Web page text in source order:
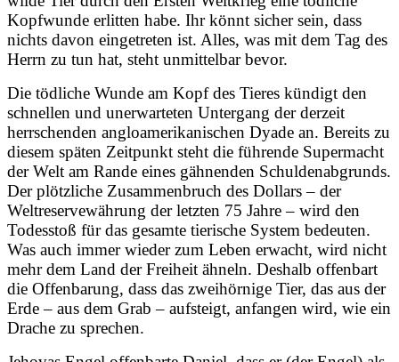
Kopfwunde erlitten habe. Ihr könnt sicher sein, dass
nichts davon eingetreten ist. Alles, was mit dem Tag des
Herrn zu tun hat, steht unmittelbar bevor.
Die tödliche Wunde am Kopf des Tieres kündigt den
schnellen und unerwarteten Untergang der derzeit
herrschenden angloamerikanischen Dyade an. Bereits zu
diesem späten Zeitpunkt steht die führende Supermacht
der Welt am Rande eines gähnenden Schuldenabgrunds.
Der plötzliche Zusammenbruch des Dollars – der
Weltreservewährung der letzten 75 Jahre – wird den
Todesstoß für das gesamte tierische System bedeuten.
Was auch immer wieder zum Leben erwacht, wird nicht
mehr dem Land der Freiheit ähneln. Deshalb offenbart
die Offenbarung, dass das zweihörnige Tier, das aus der
Erde – aus dem Grab – aufsteigt, anfangen wird, wie ein
Drache zu sprechen.